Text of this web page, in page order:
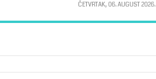
ČETVRTAK, 06. AUGUST 2026.